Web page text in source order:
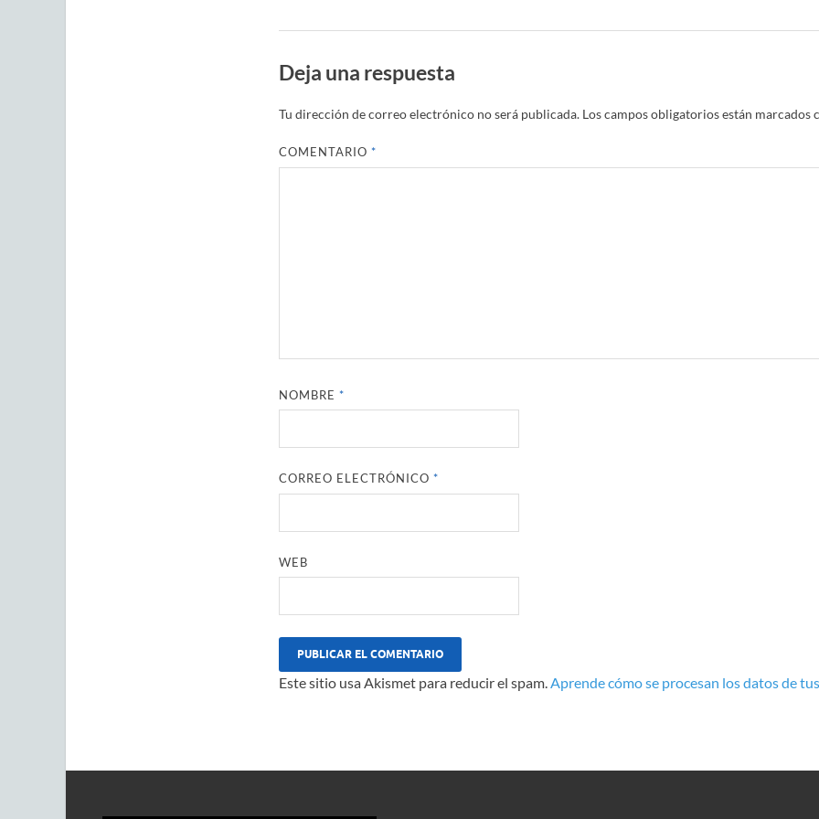
Deja una respuesta
Tu dirección de correo electrónico no será publicada. Los campos obligatorios están marcados
COMENTARIO *
NOMBRE *
CORREO ELECTRÓNICO *
WEB
Este sitio usa Akismet para reducir el spam.Aprende cómo se procesan los datos de